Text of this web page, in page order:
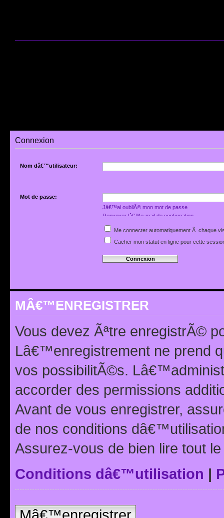
Connexion
Nom dâ€™utilisateur:
Mot de passe:
Jâ€™ai oubliÃ© mon mot de passe
Renvoyer lâ€™e-mail de confirmation
Me connecter automatiquement Ã chaque
Cacher mon statut en ligne pour cette
MÂ€™ENREGISTRER
Vous devez Ãªtre enregistrÃ©
Lâ€™enregistrement ne prend
vos possibilitÃ©s.
accorder des permissions
Avant de vous enregistrer,
de nos conditions
Assurez-vous de bien lire tout
Conditions dâ€™utilisation |
Mâ€™enregistrer